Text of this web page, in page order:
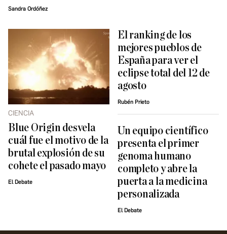
Sandra Ordóñez
CIENCIA
Blue Origin desvela
cuál fue el motivo de la
brutal explosión de su
cohete el pasado mayo
El Debate
El ranking de los
mejores pueblos de
España para ver el
eclipse total del 12 de
agosto
Rubén Prieto
Un equipo científico
presenta el primer
genoma humano
completo y abre la
puerta a la medicina
personalizada
El Debate